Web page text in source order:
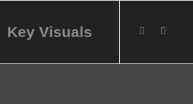
Key Visuals